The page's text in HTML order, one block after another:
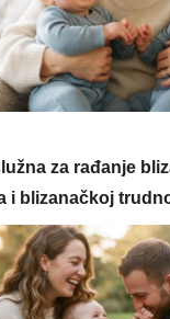
za rađanje
i blizanačkoj